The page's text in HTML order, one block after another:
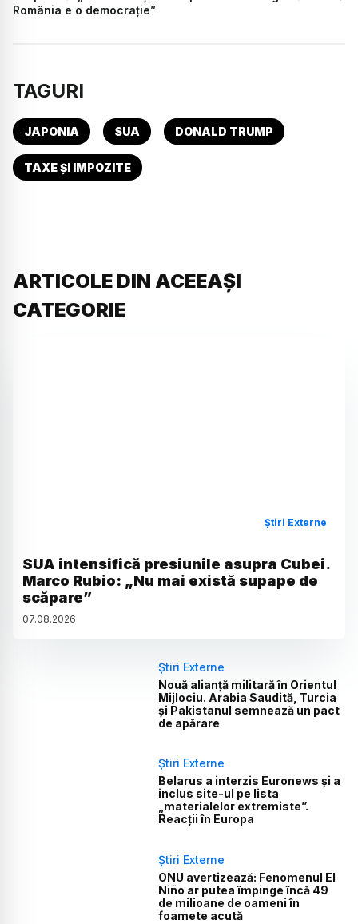
România e o democrație”
TAGURI
JAPONIA SUA DONALD TRUMP
TAXE ȘI IMPOZITE
ARTICOLE DIN ACEEAȘI
CATEGORIE
Știri Externe
SUA intensifică presiunile asupra Cubei.
Marco Rubio: „Nu mai există supape de
scăpare”
07.08.2026
Știri Externe
Nouă alianță militară în Orientul
Mijlociu. Arabia Saudită, Turcia
și Pakistanul semnează un pact
de apărare
Știri Externe
Belarus a interzis Euronews și a
inclus site-ul pe lista
„materialelor extremiste”.
Reacții în Europa
Știri Externe
ONU avertizează: Fenomenul El
Niño ar putea împinge încă 49
de milioane de oameni în
foamete acută